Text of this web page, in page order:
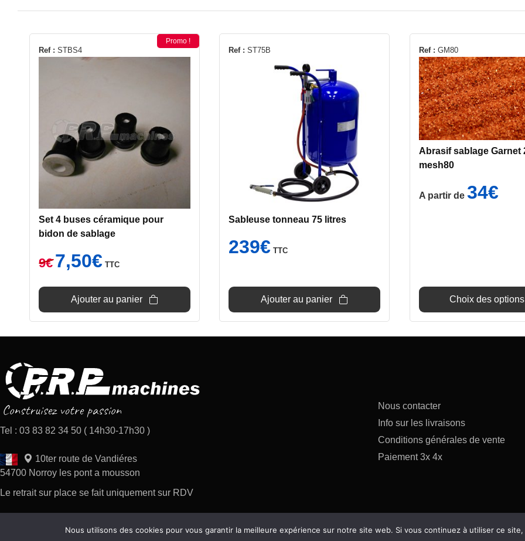
Ref : STBS4
Promo !
Set 4 buses céramique pour
bidon de sablage
9€
Le
prix
était :
7,50€prix
est :
TTC
Ajouter au panier
Ref : ST75B
Sableuse tonneau 75 litres
239€ TTC
Ajouter au panier
Ref : GM80
Abrasif sablage Garnet
mesh80
A partir de 34€
Choix des options
Ce
produit
a
plusieurs
variations.
Les
options
peuvent
être
sur
Tel : 03 83 82 34 50 ( 14h30-17h30 )
10ter route de Vandiéres
54700 Norroy les pont a mousson
Le retrait sur place se fait uniquement sur RDV
Nous contacter
Info sur les livraisons
Conditions générales de vente
Paiement 3x 4x
Copyright 2026 tous droits réservés AP Difusion
Nous utilisons des cookies pour vous garantir la meilleure expérience sur notre site web. Si vous continuez à utiliser ce